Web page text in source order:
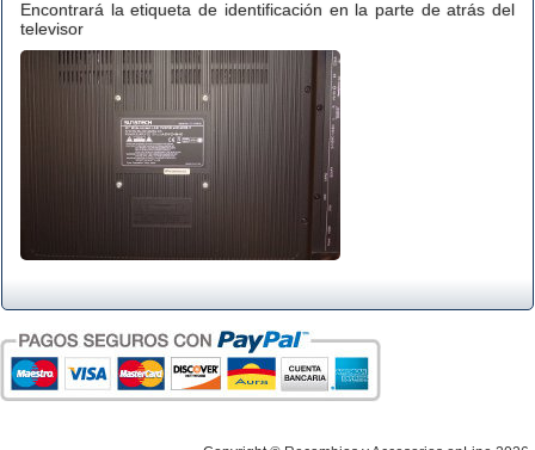
Encontrará la etiqueta de identificación en la parte de atrás del
televisor